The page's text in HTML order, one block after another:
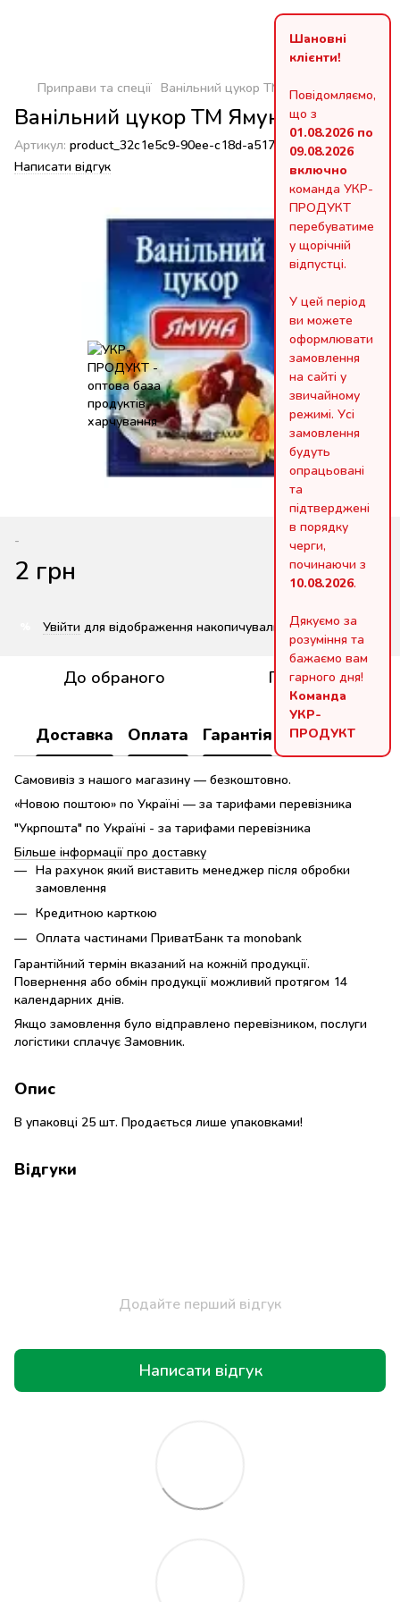
Шановні
клієнти!
Повідомляємо,
що з
01.08.2026 по
09.08.2026
включно
команда УКР-
ПРОДУКТ
перебуватиме
у щорічній
відпустці.
У цей період
ви можете
оформлювати
замовлення
на сайті у
звичайному
режимі. Усі
замовлення
будуть
опрацьовані
та
підтверджені
в порядку
черги,
починаючи з
10.08.2026.
Дякуємо за
розуміння та
бажаємо вам
гарного дня!
Команда
УКР-
ПРОДУКТ
Приправи та спеції Ванільний цукор ТМ Ямуна 10 г
Ванільний цукор ТМ Ямуна 10 г
Артикул: product_32c1e5c9-90ee-c18d-a517-970bd82092a6
Написати відгук
-
2 грн
Увійти для відображення накопичувальної знижки
До обраного Порівняти
Доставка Оплата Гарантія Повернення
Самовивіз з нашого магазину — безкоштовно.
«Новою поштою» по Україні — за тарифами перевізника
"Укрпошта" по Україні - за тарифами перевізника
Більше інформації про доставку
На рахунок який виставить менеджер після обробки
замовлення
Кредитною карткою
Оплата частинами ПриватБанк та monobank
Гарантійний термін вказаний на кожній продукції.
Повернення або обмін продукції можливий протягом 14
календарних днів.
Якщо замовлення було відправлено перевізником, послуги
логістики сплачує Замовник.
Опис
В упаковці 25 шт. Продається лише упаковками!
Відгуки
Додайте перший відгук
Написати відгук